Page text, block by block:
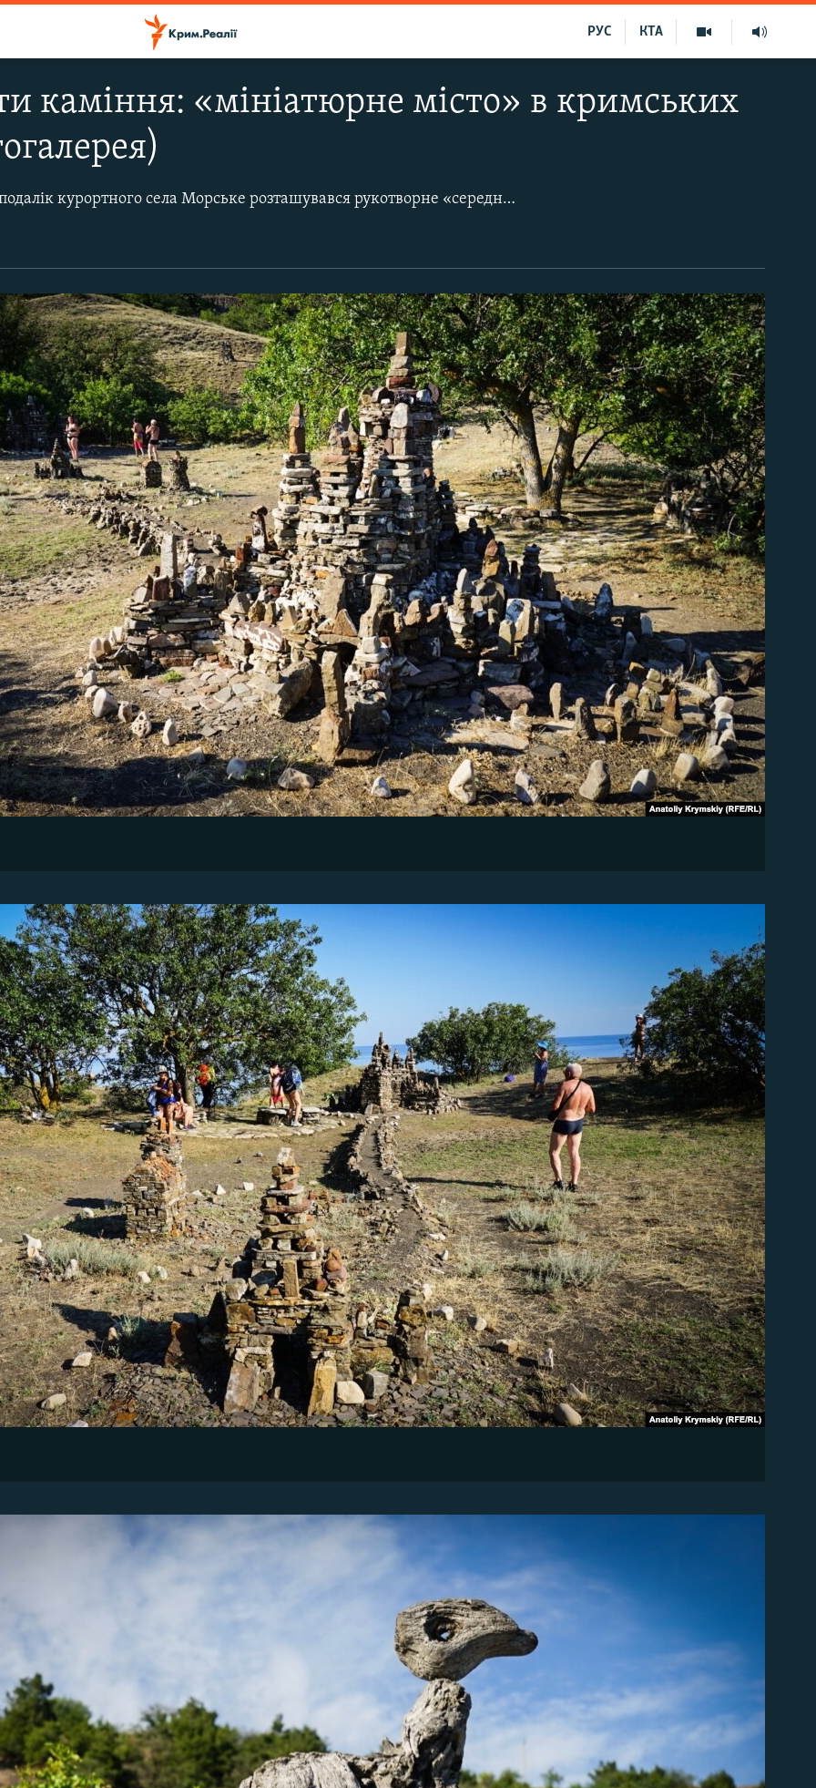
КТА
РУС
каміння: «мініатюрне місто» в кримських
На лісовій галявині неподалік курортного села Морське розташувався рукотворне «середньовічне містечко в мініатюрі». Достовірно невідомо, хто і коли побудував ці кам'яні споруди. У соцмережах говорять про якогось Дмитра: мовляв, чоловік останні пару років приїжджає до Криму і на дозвіллі «окультурює» територію біля моря, тоді як інші відпочивальники залишають після себе лише купи сміття. Більше того, наостанок ще й трощать творіння безіменного архітектора. Але той кожного разу старанно збирає і складає камені на місце.​